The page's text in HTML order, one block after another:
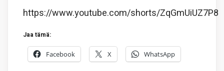
https://www.youtube.com/shorts/ZqGmUiUZ7P8
Jaa tämä:
Facebook X WhatsApp